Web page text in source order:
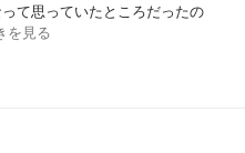
て思っていたところだったの
を見る